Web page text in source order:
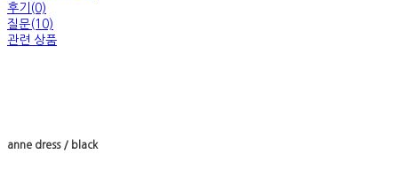
후기(0)
질문(10)
관련 상품
anne dress / black